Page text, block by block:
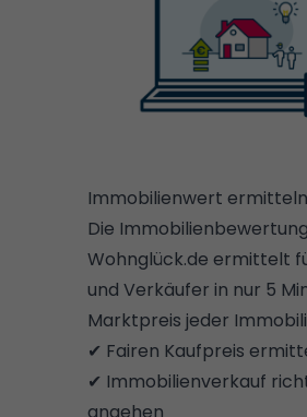
Immobilienwert ermitteln
Die
Wohnglück.de ermittelt
und Verkäufer in nur 5
Marktpreis jeder
✔ Fairen Kaufpreis
✔ Immobilienverkauf
angehen